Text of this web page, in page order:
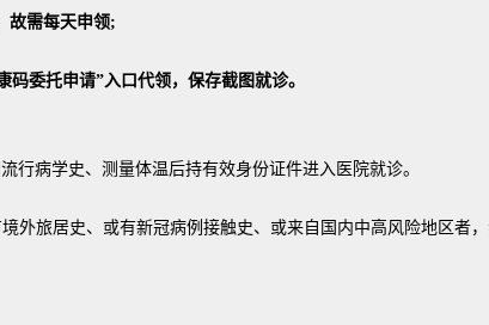
故需每天申领;
委托申请”入口代领，保存截图就诊。
病学史、测量体温后持有效身份证件进入医院就诊。
旅居史、或有新冠病例接触史、或来自国内中高风险地区者